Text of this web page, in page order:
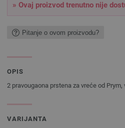
» Ovaj proizvod trenutno nije
Pitanje o ovom proizvodu?
OPIS
2 pravougaona prstena za vreće od
VARIJANTA